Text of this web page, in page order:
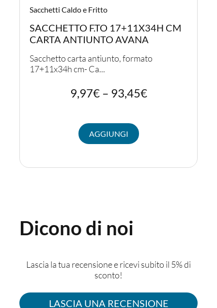
Sacchetti Caldo e Fritto
SACCHETTO F.TO 17+11X34H CM
CARTA ANTIUNTO AVANA
Sacchetto carta antiunto, formato
17+11x34h cm- Ca...
9,97€– 93,45€
AGGIUNGI
Dicono di noi
Lascia la tua recensione e ricevi subito il 5% di
sconto!
LASCIA UNA RECENSIONE